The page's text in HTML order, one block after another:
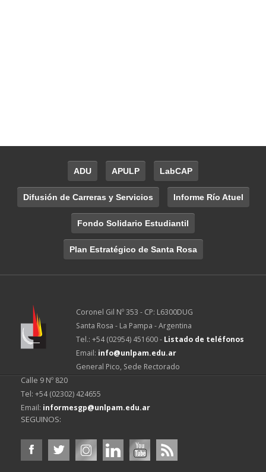
ADU APULP LabCAP
Difusión de Carreras y Servicios Informe Río Atuel
Fondo Solidario Estudiantil
Plan Estratégico de Santa Rosa
Coronel Gil Nº 353 - CP: L6300DUG
Santa Rosa - La Pampa - Argentina
Tel.: +54 (02954) 451600 - Listado de teléfonos
Email: info@unlpam.edu.ar
General Pico, Sede Rectorado
Calle 9 Nº 820
Tel: +54 (02302) 424655
Email: informesgp@unlpam.edu.ar
SEGUINOS: